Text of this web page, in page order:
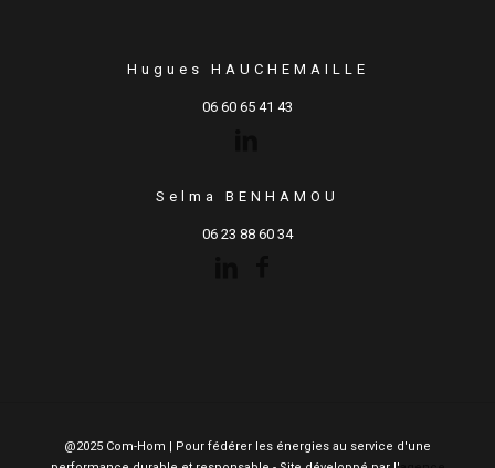
Hugues HAUCHEMAILLE
06 60 65 41 43
Selma BENHAMOU
06 23 88 60 34
@2025 Com-Hom | Pour fédérer les énergies au service d'une